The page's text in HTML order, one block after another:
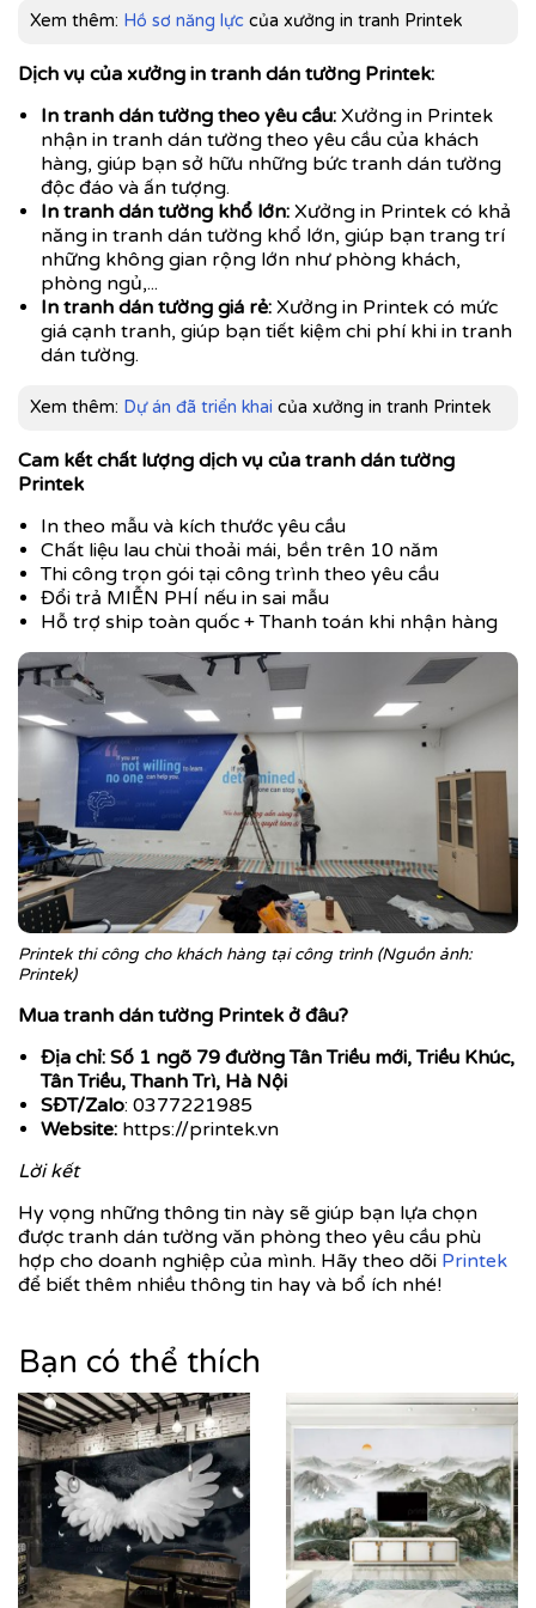
Xem thêm: Hồ sơ năng lực của xưởng in tranh Printek
Dịch vụ của xưởng in tranh dán tường Printek:
In tranh dán tường theo yêu cầu: Xưởng in Printek
nhận in tranh dán tường theo yêu cầu của khách
hàng, giúp bạn sở hữu những bức tranh dán tường
độc đáo và ấn tượng.
In tranh dán tường khổ lớn: Xưởng in Printek có khả
năng in tranh dán tường khổ lớn, giúp bạn trang trí
những không gian rộng lớn như phòng khách,
phòng ngủ,...
In tranh dán tường giá rẻ: Xưởng in Printek có mức
giá cạnh tranh, giúp bạn tiết kiệm chi phí khi in tranh
dán tường.
Xem thêm: Dự án đã triển khai của xưởng in tranh Printek
Cam kết chất lượng dịch vụ của tranh dán tường
Printek
In theo mẫu và kích thước yêu cầu
Chất liệu lau chùi thoải mái, bền trên 10 năm
Thi công trọn gói tại công trình theo yêu cầu
Đổi trả MIỄN PHÍ nếu in sai mẫu
Hỗ trợ ship toàn quốc + Thanh toán khi nhận hàng
Printek thi công cho khách hàng tại công trình (Nguồn ảnh:
Printek)
Mua tranh dán tường Printek ở đâu?
Địa chỉ: Số 1 ngõ 79 đường Tân Triều mới, Triều Khúc,
Tân Triều, Thanh Trì, Hà Nội
SĐT/Zalo: 0377221985
Website: https://printek.vn
Lời kết
Hy vọng những thông tin này sẽ giúp bạn lựa chọn
được tranh dán tường văn phòng theo yêu cầu phù
hợp cho doanh nghiệp của mình. Hãy theo dõi Printek
để biết thêm nhiều thông tin hay và bổ ích nhé!
Bạn có thể thích